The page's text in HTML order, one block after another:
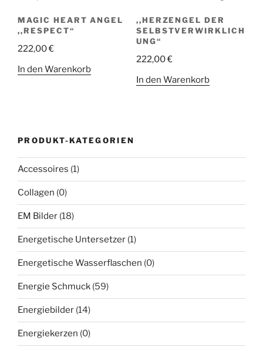
MAGIC HEART ANGEL
,,RESPECT“
222,00€
In den Warenkorb
,,HERZENGEL DER
SELBSTVERWIRKLICH
UNG“
222,00€
In den Warenkorb
PRODUKT-KATEGORIEN
Accessoires (1)
Collagen (0)
EM Bilder (18)
Energetische Untersetzer (1)
Energetische Wasserflaschen (0)
Energie Schmuck (59)
Energiebilder (14)
Energiekerzen (0)